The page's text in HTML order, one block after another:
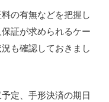
の有無などを把握し
証が求められるケー
も確認しておきまし
定、手形決済の期日